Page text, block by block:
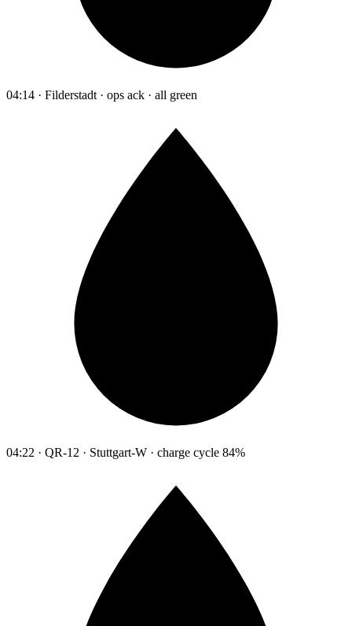
04:14 · Filderstadt · ops ack · all green
04:22 · QR-12 · Stuttgart-W · charge cycle 84%